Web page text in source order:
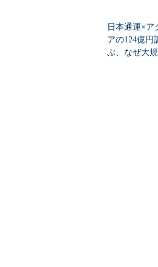
日本通運×ア
アの124億円
ぶ、なぜ大